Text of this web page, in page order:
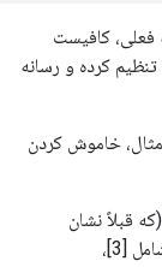
فعلی، کافیست
کرده و رسانه
خاموش کردن
(که قبلاً نشان
داده شده است) را به‌روزرسانی کنید تا فقط شامل [3]،